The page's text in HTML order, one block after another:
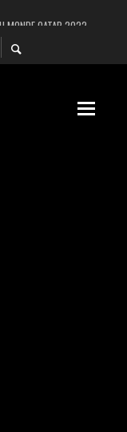
MONDE QATAR 2022
EST-CE UNE CYBER-
HAUTE DÉFINITION
DE SPACEX
SERA-T-IL ENTERRÉ EN